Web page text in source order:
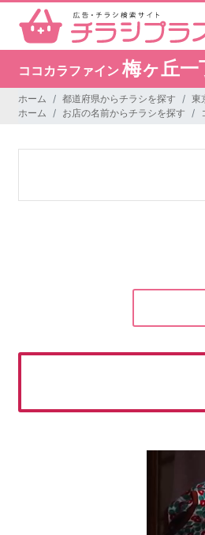
ココカラファイン 梅ヶ丘一
ホーム 都道府県からチラシを探す 東
ホーム
お店の名前からチラシを探す